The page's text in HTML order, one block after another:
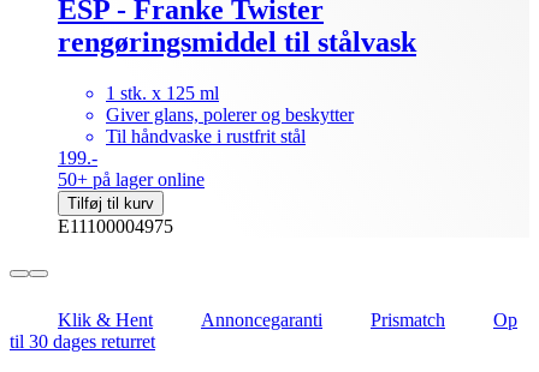
ESP - Franke Twister
rengøringsmiddel til stålvask
1 stk. x 125 ml
Giver glans, polerer og beskytter
Til håndvaske i rustfrit stål
199.-
50+ på lager online
Tilføj til kurv
E11100004975
Klik & Hent Annoncegaranti Prismatch
Op
til 30 dages returret